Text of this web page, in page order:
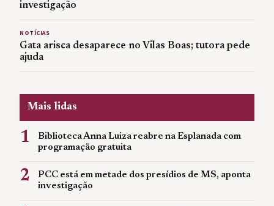
investigação
NOTÍCIAS
Gata arisca desaparece no Vilas Boas; tutora pede
ajuda
Mais lidas
1
Biblioteca Anna Luiza reabre na Esplanada com
programação gratuita
2
PCC está em metade dos presídios de MS, aponta
investigação